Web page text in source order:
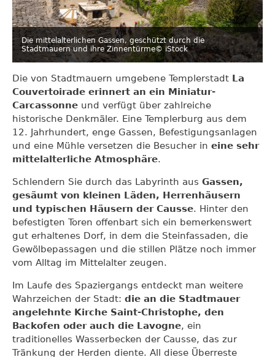
Die mittelalterlichen Gassen, geschützt durch die
Stadtmauern und ihre Zinnentürme© iStock
Die von Stadtmauern umgebene Templerstadt La
Couvertoirade erinnert an ein Miniatur-
Carcassonne und verfügt über zahlreiche
historische Denkmäler. Eine Templerburg aus dem
12. Jahrhundert, enge Gassen, Befestigungsanlagen
und eine Mühle versetzen die Besucher in eine sehr
mittelalterliche Atmosphäre.
Schlendern Sie durch das Labyrinth aus Gassen,
gesäumt von kleinen Läden, Herrenhäusern
und typischen Häusern der Causse. Hinter den
befestigten Toren offenbart sich ein bemerkenswert
gut erhaltenes Dorf, in dem die Steinfassaden, die
Gewölbepassagen und die stillen Plätze noch immer
vom Alltag im Mittelalter zeugen.
Im Laufe des Spaziergangs entdeckt man weitere
Wahrzeichen der Stadt: die an die Stadtmauer
angelehnte Kirche Saint-Christophe, den
Backofen oder auch die Lavogne, ein
traditionelles Wasserbecken der Causse, das zur
Tränkung der Herden diente. All diese Überreste